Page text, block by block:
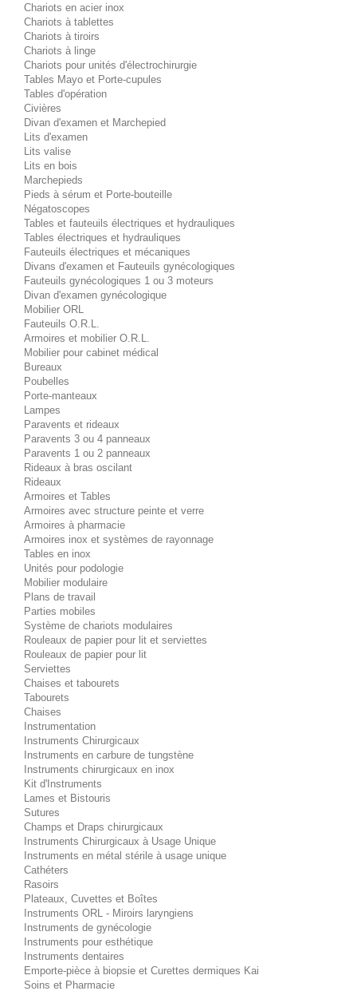
Chariots en acier inox
Chariots à tablettes
Chariots à tiroirs
Chariots à linge
Chariots pour unités d'électrochirurgie
Tables Mayo et Porte-cupules
Tables d'opération
Civières
Divan d'examen et Marchepied
Lits d'examen
Lits valise
Lits en bois
Marchepieds
Pieds à sérum et Porte-bouteille
Négatoscopes
Tables et fauteuils électriques et hydrauliques
Tables électriques et hydrauliques
Fauteuils électriques et mécaniques
Divans d'examen et Fauteuils gynécologiques
Fauteuils gynécologiques 1 ou 3 moteurs
Divan d'examen gynécologique
Mobilier ORL
Fauteuils O.R.L.
Armoires et mobilier O.R.L.
Mobilier pour cabinet médical
Bureaux
Poubelles
Porte-manteaux
Lampes
Paravents et rideaux
Paravents 3 ou 4 panneaux
Paravents 1 ou 2 panneaux
Rideaux à bras oscilant
Rideaux
Armoires et Tables
Armoires avec structure peinte et verre
Armoires à pharmacie
Armoires inox et systèmes de rayonnage
Tables en inox
Unités pour podologie
Mobilier modulaire
Plans de travail
Parties mobiles
Système de chariots modulaires
Rouleaux de papier pour lit et serviettes
Rouleaux de papier pour lit
Serviettes
Chaises et tabourets
Tabourets
Chaises
Instrumentation
Instruments Chirurgicaux
Instruments en carbure de tungstène
Instruments chirurgicaux en inox
Kit d'Instruments
Lames et Bistouris
Sutures
Champs et Draps chirurgicaux
Instruments Chirurgicaux à Usage Unique
Instruments en métal stérile à usage unique
Cathéters
Rasoirs
Plateaux, Cuvettes et Boîtes
Instruments ORL - Miroirs laryngiens
Instruments de gynécologie
Instruments pour esthétique
Instruments dentaires
Emporte-pièce à biopsie et Curettes dermiques Kai
Soins et Pharmacie